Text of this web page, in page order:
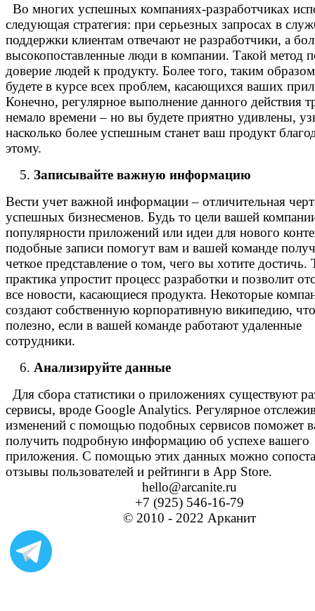
Во многих успешных компаниях-разработчиках
следующая стратегия: при серьезных запросах в
поддержки клиентам отвечают не разработчики, а
высокопоставленные люди в компании. Такой метод
доверие людей к продукту. Более того, таким
будете в курсе всех проблем, касающихся ваших
Конечно, регулярное выполнение данного действия
немало времени – но вы будете приятно удивлены,
насколько более успешным станет ваш продукт
этому.
Записывайте важную информацию
Вести учет важной информации – отличительная
успешных бизнесменов. Будь то цели вашей
популярности приложений или идеи для нового
подобные записи помогут вам и вашей команде
четкое представление о том, чего вы хотите достичь.
практика упростит процесс разработки и позволит
все новости, касающиеся продукта. Некоторые
создают собственную корпоративную википедию,
полезно, если в вашей команде работают удаленные
сотрудники.
Анализируйте данные
Для сбора статистики о приложениях существуют
сервисы, вроде Google Analytics. Регулярное
изменений с помощью подобных сервисов поможет
получить подробную информацию об успехе вашего
приложения. С помощью этих данных можно
отзывы пользователей и рейтинги в App Store.
hello@arcanite.ru
+7 (925) 546-16-79
© 2010 - 2022 Арканит